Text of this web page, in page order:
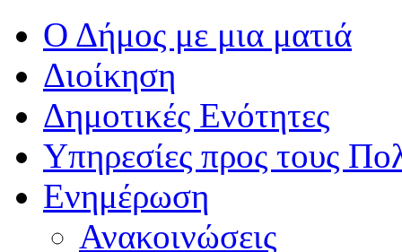
Ο Δήμος με μια ματιά
Διοίκηση
Δημοτικές Ενότητες
Υπηρεσίες προς τους
Ενημέρωση
Ανακοινώσεις